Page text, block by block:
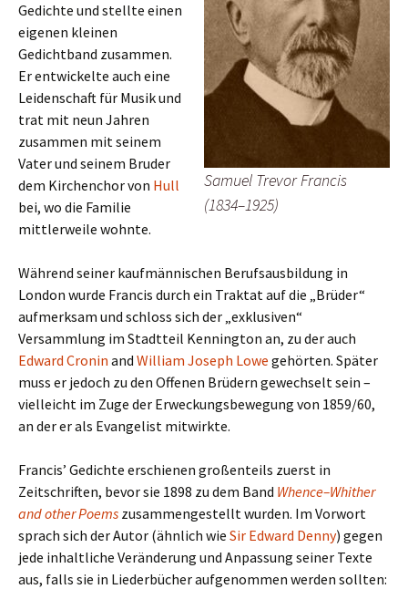
Samuel Trevor Francis
(1834–1925)
Gedichte und stellte einen
eigenen kleinen
Gedichtband zusammen.
Er entwickelte auch eine
Leidenschaft für Musik und
trat mit neun Jahren
zusammen mit seinem
Vater und seinem Bruder
dem Kirchenchor von Hull
bei, wo die Familie
mittlerweile wohnte.
Während seiner kaufmännischen Berufsausbildung in
London wurde Francis durch ein Traktat auf die „Brüder“
aufmerksam und schloss sich der „exklusiven“
Versammlung im Stadtteil Kennington an, zu der auch
Edward Cronin and William Joseph Lowe gehörten. Später
muss er jedoch zu den Offenen Brüdern gewechselt sein –
vielleicht im Zuge der Erweckungsbewegung von 1859/60,
an der er als Evangelist mitwirkte.
Francis’ Gedichte erschienen großenteils zuerst in
Zeitschriften, bevor sie 1898 zu dem Band Whence–Whither
and other Poems zusammengestellt wurden. Im Vorwort
sprach sich der Autor (ähnlich wie Sir Edward Denny) gegen
jede inhaltliche Veränderung und Anpassung seiner Texte
aus, falls sie in Liederbücher aufgenommen werden sollten: